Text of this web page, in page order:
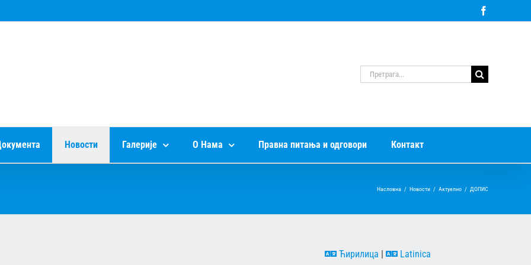
Претрага
за:
Новости Галерије О Нама Правна питања и одговори Контакт
Насловна / Новости / Актуелно / ДОПИС
Ћирилица Latinica